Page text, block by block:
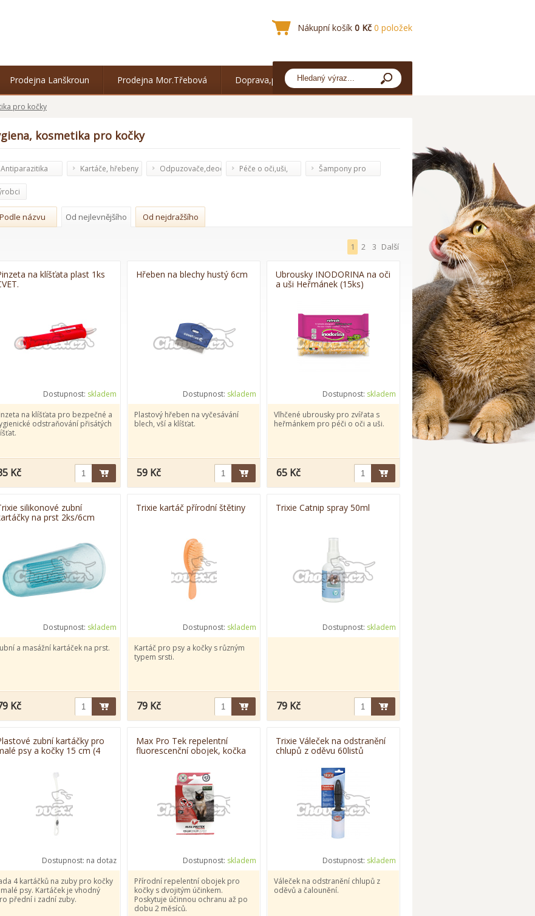
Nákupní košík 0 Kč 0 položek
Prodejna Lanškroun Prodejna Mor.Třebová Doprava,platba
pro kočky
kosmetika pro kočky
Antiparazitika Kartáče, hřebeny Odpuzovače,deodoranty,ubrousky
Péče o oči,uši,
Šampony pro
Podle názvu Od nejlevnějšího Od nejdražšího
1 2 3 Další
na klíšťata plast 1ks
Dostupnost: skladem
na klíšťata pro bezpečné a
odstraňování přisátých
Kč
Hřeben na blechy hustý 6cm
Dostupnost: skladem
Plastový hřeben na vyčesávání
blech, vší a klíšťat.
59 Kč
Ubrousky INODORINA na oči
a uši Heřmánek (15ks)
Dostupnost: skladem
Vlhčené ubrousky pro zvířata s
heřmánkem pro péči o oči a uši.
65 Kč
silikonové zubní
na prst 2ks/6cm
Dostupnost: skladem
a masážní kartáček na prst.
Kč
Trixie kartáč přírodní štětiny
Dostupnost: skladem
Kartáč pro psy a kočky s různým
typem srsti.
79 Kč
Trixie Catnip spray 50ml
Dostupnost: skladem
79 Kč
zubní kartáčky pro
psy a kočky 15 cm (4
Dostupnost: na dotaz
4 kartáčků na zuby pro kočky
psy. Kartáček je vhodný
přední i zadní zuby.
Max Pro Tek repelentní
fluorescenční obojek, kočka
Dostupnost: skladem
Přírodní repelentní obojek pro
kočky s dvojitým účinkem.
Poskytuje účinnou ochranu až po
dobu 2 měsíců.
Trixie Váleček na odstranění
chlupů z oděvu 60listů
Dostupnost: skladem
Váleček na odstranění chlupů z
oděvů a čalounění.